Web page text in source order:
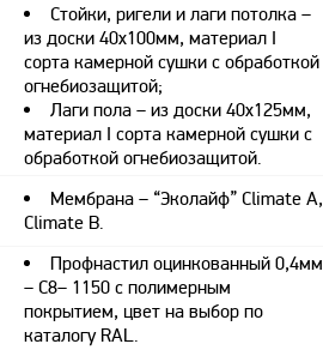
Стойки, ригели и лаги потолка –
из доски 40х100мм, материал I
сорта камерной сушки с обработкой
огнебиозащитой;
Лаги пола – из доски 40х125мм,
материал I сорта камерной сушки с
обработкой огнебиозащитой.
Мембрана – “Эколайф” Climate A,
Climate B.
Профнастил оцинкованный 0,4мм
– С8– 1150 с полимерным
покрытием, цвет на выбор по
каталогу RAL.